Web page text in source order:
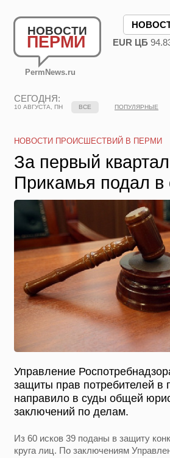
НОВОСТИ
ПЕРМИ
PermNews.ru
EUR ЦБ
СЕГОДНЯ:
10 АВГУСТА, ПН ВСЕ ПОПУЛЯРНЫЕ
НОВОСТИ ПРОИСШЕСТВИЙ В ПЕРМИ
За первый
Прикамья подал в
Управление
защиты прав потребителей в
направило в суды общей
заключений по делам.
Из 60 исков 39 поданы в защиту
круга лиц. По заключениям